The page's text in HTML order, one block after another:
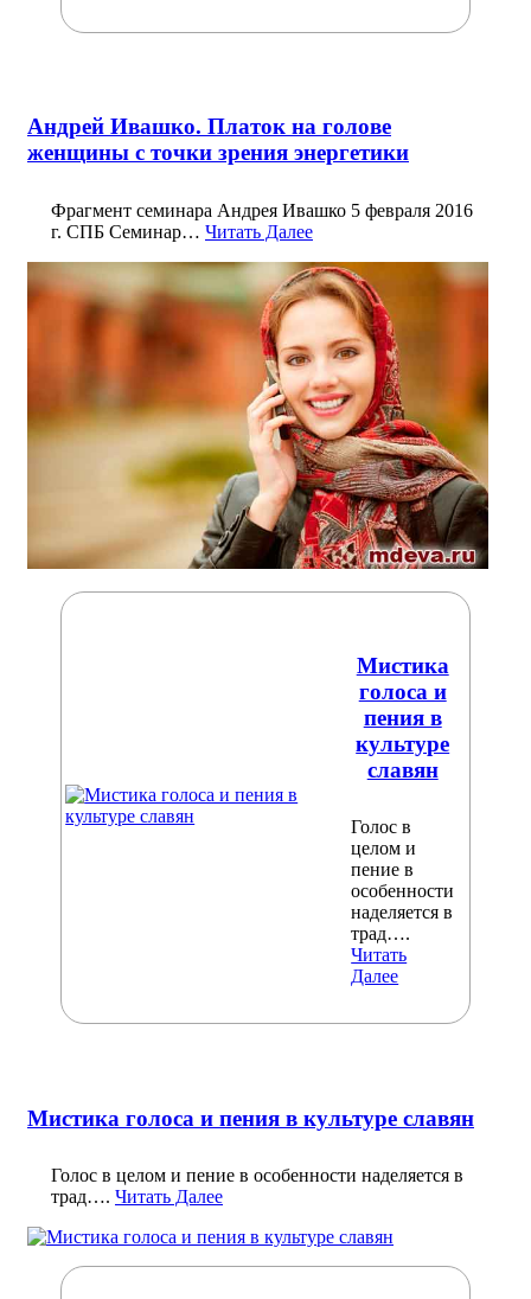
Андрей Ивашко. Платок на голове
женщины с точки зрения энергетики
Фрагмент семинара Андрея Ивашко 5 февраля 2016
г. СПБ Семинар… Читать Далее
Мистика
голоса и
пения в
культуре
славян
Голос в
целом и
пение в
особенности
наделяется в
трад….
Читать
Далее
Мистика голоса и пения в культуре славян
Голос в целом и пение в особенности наделяется в
трад…. Читать Далее